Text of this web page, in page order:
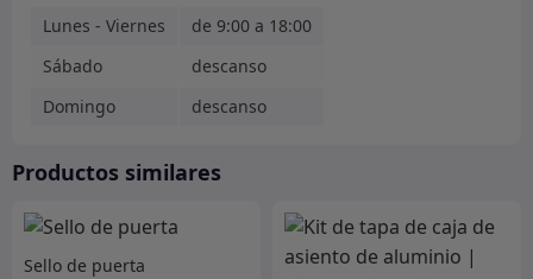
Lunes - Viernes
de 9:00 a 18:00
Sábado
descanso
Domingo
descanso
Productos similares
Sello de puerta